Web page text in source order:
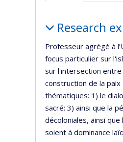
Research
Professeur agrégé à
focus particulier sur
sur l'intersection entre
construction de la
thématiques: 1) le
sacré; 3) ainsi que la
décoloniales, ainsi
soient à dominance